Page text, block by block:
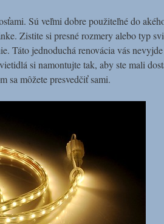
Sú veľmi dobre použiteľné do
Zistite si presné rozmery alebo typ
Táto jednoduchá renovácia vás
si namontujte tak, aby ste mali
sa môžete presvedčiť sami.